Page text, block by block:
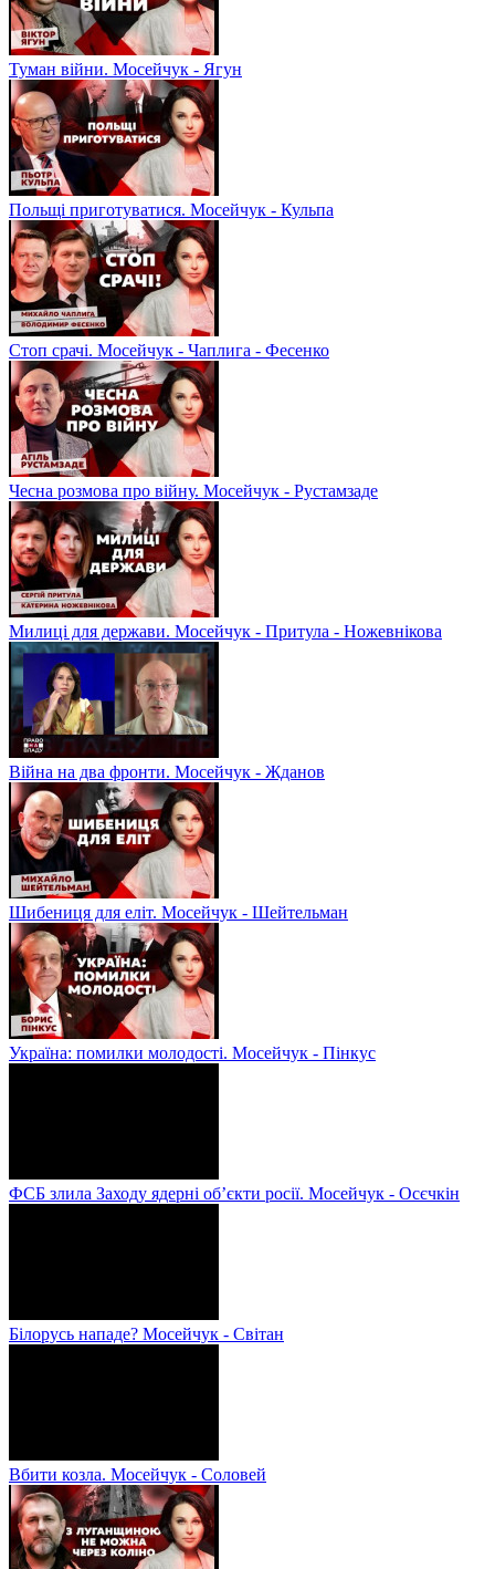
Туман війни. Мосейчук - Ягун
Польщі приготуватися. Мосейчук - Кульпа
Стоп срачі. Мосейчук - Чаплига - Фесенко
Чесна розмова про війну. Мосейчук - Рустамзаде
Милиці для держави. Мосейчук - Притула - Ножевнікова
Війна на два фронти. Мосейчук - Жданов
Шибениця для еліт. Мосейчук - Шейтельман
Україна: помилки молодості. Мосейчук - Пінкус
ФСБ злила Заходу ядерні об’єкти росії. Мосейчук - Осєчкін
Білорусь нападе? Мосейчук - Світан
Вбити козла. Мосейчук - Соловей